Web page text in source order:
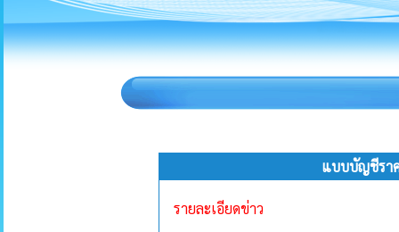
แบบบัญชีรา
รายละเอียดข่าว